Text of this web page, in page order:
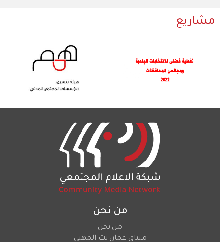
مشاريع
من نحن
من نحن
ميثاق عمان نت المهني